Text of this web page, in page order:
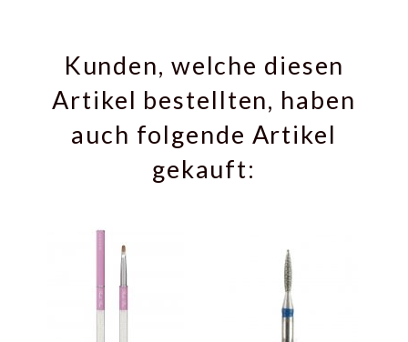
Kunden, welche diesen
Artikel bestellten, haben
auch folgende Artikel
gekauft: